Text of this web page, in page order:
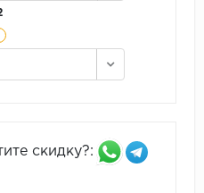
скидку?: